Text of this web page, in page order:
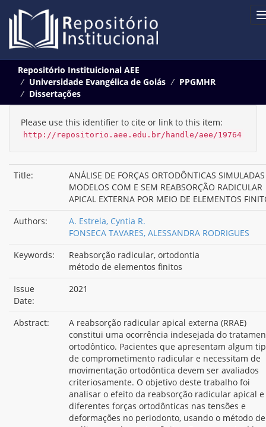
navigation
Repositório Instituicional AEE
Universidade Evangélica de Goiás
PPGMHR
Dissertações
Please use this identifier to cite or link to this item:
http://repositorio.aee.edu.br/handle/aee/19764
Title:
ANÁLISE DE FORÇAS ORTODÔNTICAS
MODELOS COM E SEM REABSORÇÃO RADICULAR
APICAL EXTERNA POR MEIO DE ELEMENTOS
Authors:
A. Estrela, Cyntia R.
FONSECA TAVARES, ALESSANDRA RODRIGUES
Keywords:
Reabsorção radicular, ortodontia
método de elementos finitos
Issue
Date:
2021
Abstract:
A reabsorção radicular apical externa (RRAE)
constitui uma ocorrência indesejada do
ortodôntico. Pacientes que apresentam algum
de comprometimento radicular e necessitam de
movimentação ortodôntica devem ser avaliados
criteriosamente. O objetivo deste trabalho foi
analisar o efeito da reabsorção radicular apical
diferentes forças ortodônticas nas tensões e
deformações no periodonto, usando o método de